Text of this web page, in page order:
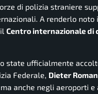
di polizia straniere
A renderlo noto
Centro internazionale di
state ufficialmente
Federale, Dieter
anche negli aeroporti